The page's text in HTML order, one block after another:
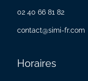
02 40 66 81 82
contact@simi-fr.com
Horaires